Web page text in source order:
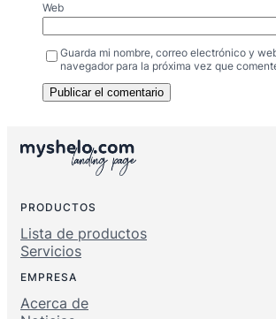
Web
Guarda mi nombre, correo electrónico y
navegador para la próxima vez que
PRODUCTOS
Lista de productos
Servicios
EMPRESA
Acerca de